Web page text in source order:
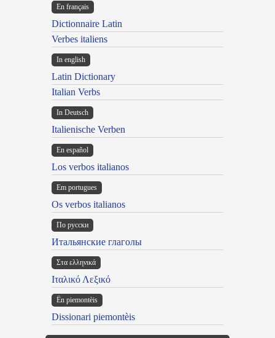
En français
Dictionnaire Latin
Verbes italiens
In english
Latin Dictionary
Italian Verbs
In Deutsch
Italienische Verben
En español
Los verbos italianos
Em portugues
Os verbos italianos
По русски
Итальянские глаголы
Στα ελληνικά
Ιταλικό Λεξικό
Ën piemontèis
Dissionari piemontèis